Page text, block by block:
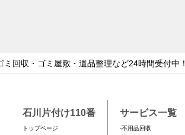
回収・ゴミ屋敷・遺品整理など24時間受付中！
石川片付け110番
トップページ
サービス一覧
-不用品回収